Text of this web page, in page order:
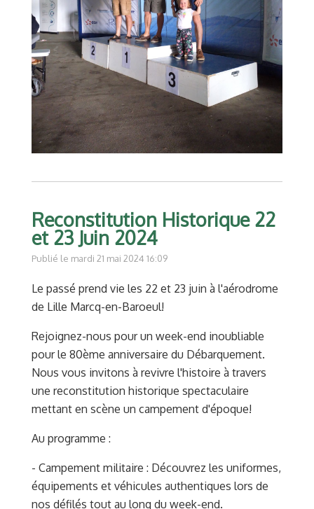
Reconstitution Historique 22
et 23 Juin 2024
Publié le mardi 21 mai 2024 16:09
Le passé prend vie les 22 et 23 juin à l'aérodrome
de Lille Marcq-en-Baroeul!
Rejoignez-nous pour un week-end inoubliable
pour le 80ème anniversaire du Débarquement.
Nous vous invitons à revivre l'histoire à travers
une reconstitution historique spectaculaire
mettant en scène un campement d'époque!
Au programme :
- Campement militaire : Découvrez les uniformes,
équipements et véhicules authentiques lors de
nos défilés tout au long du week-end.